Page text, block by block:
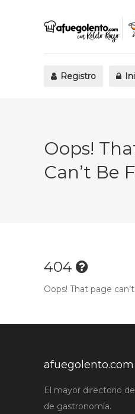
Registro
Oops!
Can’t Be
404
Oops! That page
El mayor directorio
de gastronomía.